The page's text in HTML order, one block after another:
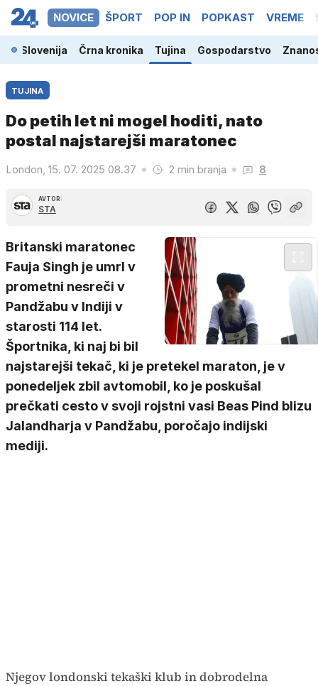
NOVICE ŠPORT POP IN POPKAST VREME
Slovenija Črna kronika Tujina Gospodarstvo
TUJINA
Do petih let ni mogel hoditi, nato
postal najstarejši maratonec
London, 15. 07. 2025 08.37 2 min branja 8
AVTOR:
STA
Britanski maratonec
Fauja Singh je umrl v
prometni nesreči v
Pandžabu v Indiji v
starosti 114 let.
Športnika, ki naj bi bil
najstarejši tekač, ki je pretekel maraton, je v
ponedeljek zbil avtomobil, ko je poskušal
prečkati cesto v svoji rojstni vasi Beas Pind blizu
Jalandharja v Pandžabu, poročajo indijski
mediji.
Njegov londonski tekaški klub in dobrodelna